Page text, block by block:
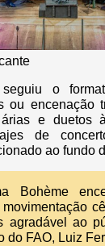
seguiu o
ou encenação
árias e duetos
de
ao fundo
Bohème
agradável ao
do FAO, Luiz